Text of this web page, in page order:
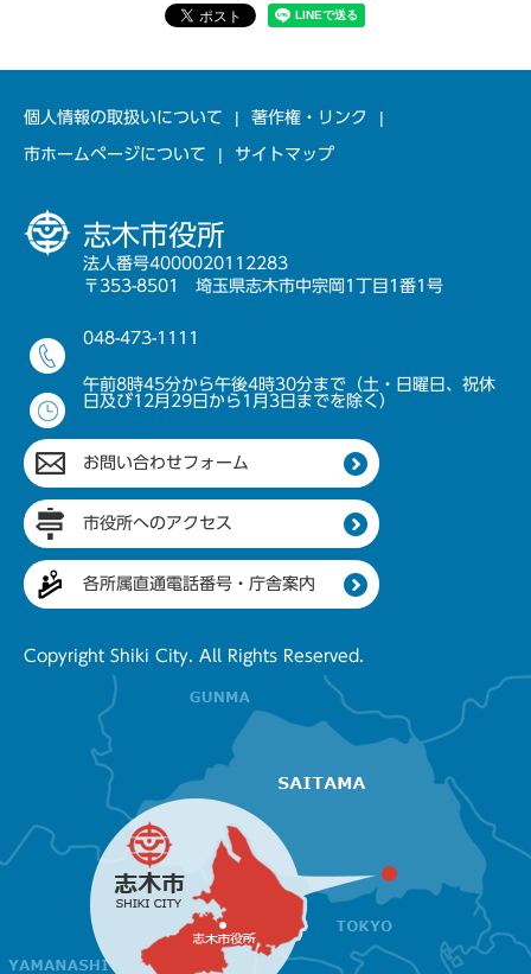
個人情報の取扱いについて 著作権・リンク
市ホームページについて サイトマップ
志木市役所
法人番号4000020112283
〒353-8501 埼玉県志木市中宗岡1丁目1番1号
048-473-1111
午前8時45分から午後4時30分まで（土・日曜日、祝休
日及び12月29日から1月3日までを除く）
お問い合わせフォーム
市役所へのアクセス
各所属直通電話番号・庁舎案内
Copyright Shiki City. All Rights Reserved.